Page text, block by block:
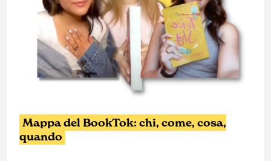
Mappa del BookTok: chi, come, cosa,
quando